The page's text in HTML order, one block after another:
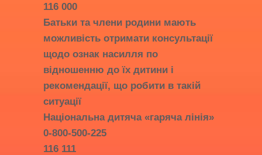
116 000
Батьки та члени родини мають
можливість отримати консультації
щодо ознак насилля по
відношенню до їх дитини і
рекомендації, що робити в такій
ситуації
Національна дитяча «гаряча лінія»
0-800-500-225
116 111